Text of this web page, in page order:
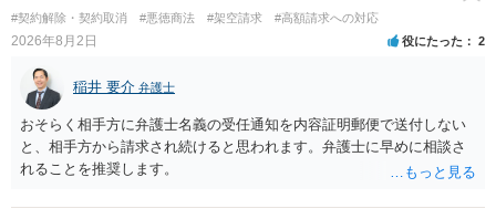
#契約解除・契約取消 #悪徳商法 #架空請求 #高額請求への対応
2026年8月2日 役にたった 2
稲井 要介 弁護士
おそらく相手方に弁護士名義の受任通知を内容証明郵便で送付しない
と、相手方から請求され続けると思われます。弁護士に早めに相談さ
れることを推奨します。